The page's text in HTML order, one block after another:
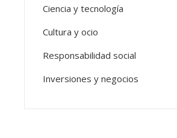
Ciencia y tecnología
Cultura y ocio
Responsabilidad social
Inversiones y negocios